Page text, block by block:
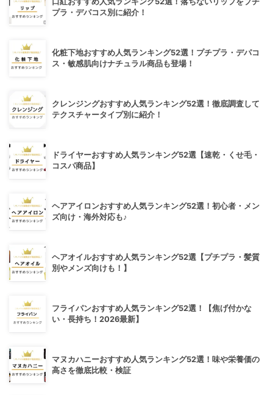
プラ・デパコス別に紹介！
化粧下地おすすめ人気ランキング52選！プチプラ・デパコ
ス・敏感肌向けナチュラル商品も登場！
クレンジングおすすめ人気ランキング52選！徹底調査して
テクスチャータイプ別に紹介！
ドライヤーおすすめ人気ランキング52選【速乾・くせ毛・
コスパ商品】
ヘアアイロンおすすめ人気ランキング52選！初心者・メン
ズ向け・海外対応も♪
ヘアオイルおすすめ人気ランキング52選【プチプラ・髪質
別やメンズ向けも！】
フライパンおすすめ人気ランキング52選！【焦げ付かな
い・長持ち！2026最新】
マヌカハニーおすすめ人気ランキング52選！味や栄養価の
高さを徹底比較・検証